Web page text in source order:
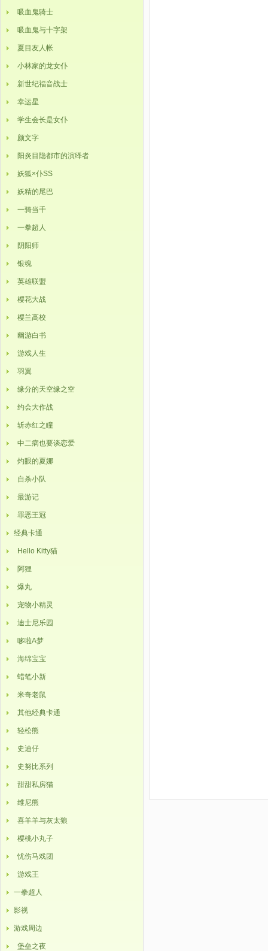
吸血鬼骑士
吸血鬼与十字架
夏目友人帐
小林家的龙女仆
新世纪福音战士
幸运星
学生会长是女仆
颜文字
阳炎目隐都市的演绎者
妖狐×仆SS
妖精的尾巴
一骑当千
一拳超人
阴阳师
银魂
英雄联盟
樱花大战
樱兰高校
幽游白书
游戏人生
羽翼
缘分的天空缘之空
约会大作战
斩赤红之瞳
中二病也要谈恋爱
灼眼的夏娜
自杀小队
最游记
罪恶王冠
经典卡通
Hello Kitty猫
阿狸
爆丸
宠物小精灵
迪士尼乐园
哆啦A梦
海绵宝宝
蜡笔小新
米奇老鼠
其他经典卡通
轻松熊
史迪仔
史努比系列
甜甜私房猫
维尼熊
喜羊羊与灰太狼
樱桃小丸子
忧伤马戏团
游戏王
一拳超人
影视
游戏周边
堡垒之夜